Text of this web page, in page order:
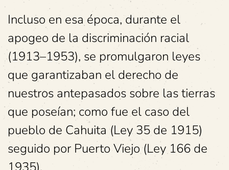
Incluso en esa época, durante el
apogeo de la discriminación racial
(1913–1953), se promulgaron leyes
que garantizaban el derecho de
nuestros antepasados sobre las tierras
que poseían; como fue el caso del
pueblo de Cahuita (Ley 35 de 1915)
seguido por Puerto Viejo (Ley 166 de